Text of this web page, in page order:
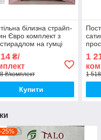
білизна страйп-
Євро комплект з
на гумці
Тканина -
₴/
₴/комплект
Купити
1
1